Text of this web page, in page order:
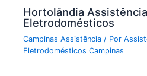
Hortolândia
Eletrodomésticos
Campinas Assistência / Por
Eletrodomésticos Campinas